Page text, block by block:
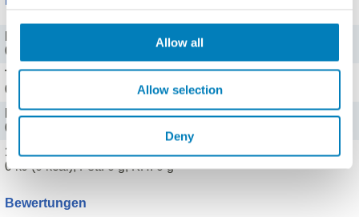
Allow all
Allow selection
Deny
0 kJ (0 kcal), Fett: 0 g, KH: 0 g
Teelöffel (7,5 g)
0 kJ (0 kcal), Fett: 0 g, KH: 0 g
Esslöffel (15 g)
0 kJ (0 kcal), Fett: 0 g, KH: 0 g
100 g (100 g)
0 kJ (0 kcal), Fett: 0 g, KH: 0 g
Bewertungen